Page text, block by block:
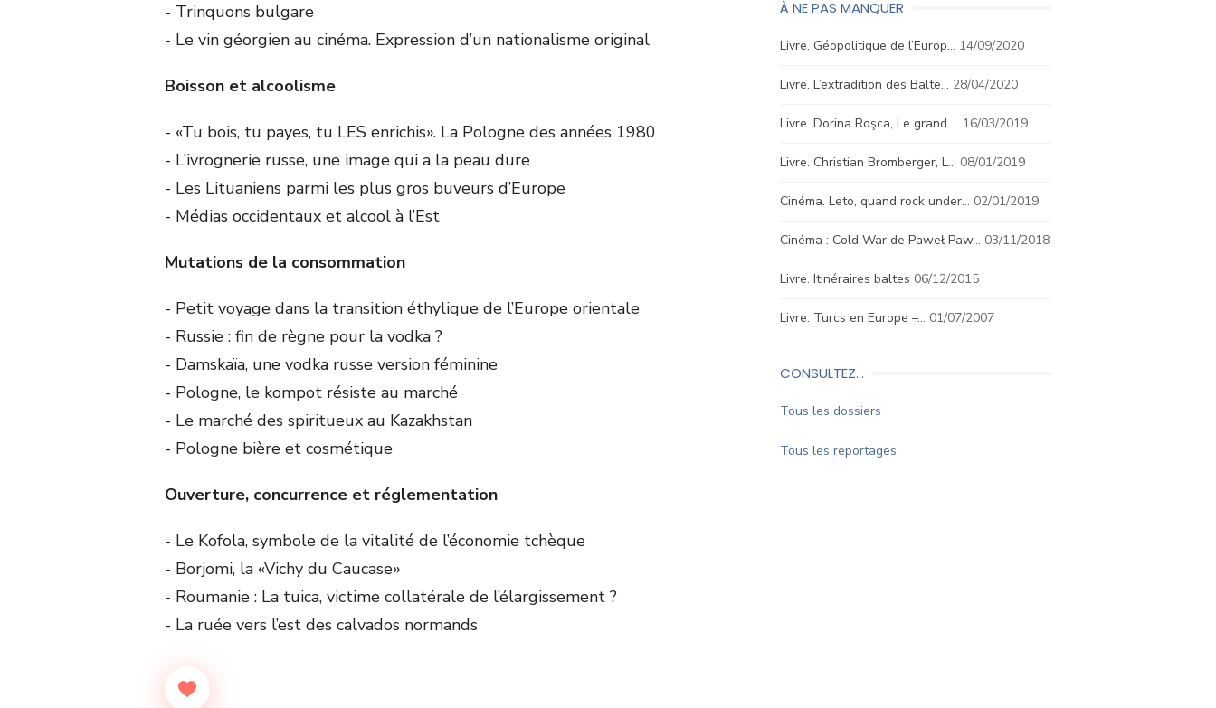
- Trinquons bulgare
- Le vin géorgien au cinéma. Expression d’un nationalisme original
Boisson et alcoolisme
- «Tu bois, tu payes, tu LES enrichis». La Pologne des années 1980
- L’ivrognerie russe, une image qui a la peau dure
- Les Lituaniens parmi les plus gros buveurs d’Europe
- Médias occidentaux et alcool à l’Est
Mutations de la consommation
- Petit voyage dans la transition éthylique de l’Europe orientale
- Russie : fin de règne pour la vodka ?
- Damskaïa, une vodka russe version féminine
- Pologne, le kompot résiste au marché
- Le marché des spiritueux au Kazakhstan
- Pologne bière et cosmétique
Ouverture, concurrence et réglementation
- Le Kofola, symbole de la vitalité de l’économie tchèque
- Borjomi, la «Vichy du Caucase»
- Roumanie : La tuica, victime collatérale de l’élargissement ?
- La ruée vers l’est des calvados normands
À NE PAS MANQUER
Livre. Géopolitique de l’Europ… 14/09/2020
Livre. L’extradition des Balte… 28/04/2020
Livre. Dorina Roşca, Le grand … 16/03/2019
Livre. Christian Bromberger, L… 08/01/2019
Cinéma. Leto, quand rock under… 02/01/2019
Cinéma : Cold War de Paweł Paw… 03/11/2018
Livre. Itinéraires baltes 06/12/2015
Livre. Turcs en Europe –… 01/07/2007
CONSULTEZ…
Tous les dossiers
Tous les reportages